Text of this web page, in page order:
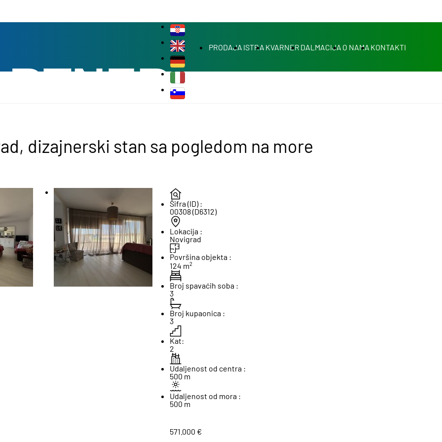
PRODAJA ISTRA KVARNER DALMACIJA O NAMA KONTAKTI
dizajnerski stan sa pogledom na more
Šifra (ID) :
00308 (D6312)
Lokacija :
Novigrad
Površina objekta :
124 m2
Broj spavaćih soba :
3
Broj kupaonica :
3
Kat:
2
Udaljenost od centra :
500 m
Udaljenost od mora :
500 m
571.000 €